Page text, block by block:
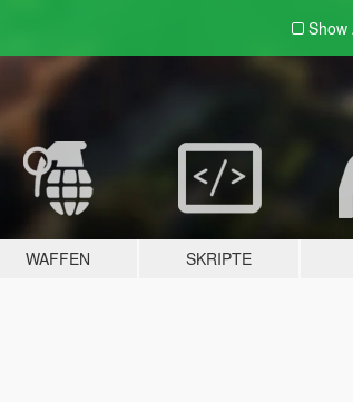
Show
WAFFEN SKRIPTE